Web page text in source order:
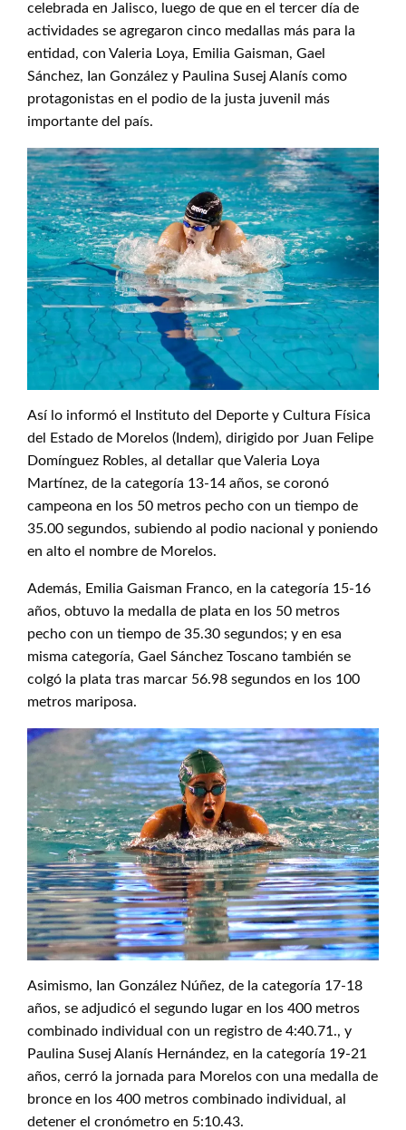
celebrada en Jalisco, luego de que en el tercer día de
actividades se agregaron cinco medallas más para la
entidad, con Valeria Loya, Emilia Gaisman, Gael
Sánchez, Ian González y Paulina Susej Alanís como
protagonistas en el podio de la justa juvenil más
importante del país.
Así lo informó el Instituto del Deporte y Cultura Física
del Estado de Morelos (Indem), dirigido por Juan Felipe
Domínguez Robles, al detallar que Valeria Loya
Martínez, de la categoría 13-14 años, se coronó
campeona en los 50 metros pecho con un tiempo de
35.00 segundos, subiendo al podio nacional y poniendo
en alto el nombre de Morelos.
Además, Emilia Gaisman Franco, en la categoría 15-16
años, obtuvo la medalla de plata en los 50 metros
pecho con un tiempo de 35.30 segundos; y en esa
misma categoría, Gael Sánchez Toscano también se
colgó la plata tras marcar 56.98 segundos en los 100
metros mariposa.
Asimismo, Ian González Núñez, de la categoría 17-18
años, se adjudicó el segundo lugar en los 400 metros
combinado individual con un registro de 4:40.71., y
Paulina Susej Alanís Hernández, en la categoría 19-21
años, cerró la jornada para Morelos con una medalla de
bronce en los 400 metros combinado individual, al
detener el cronómetro en 5:10.43.